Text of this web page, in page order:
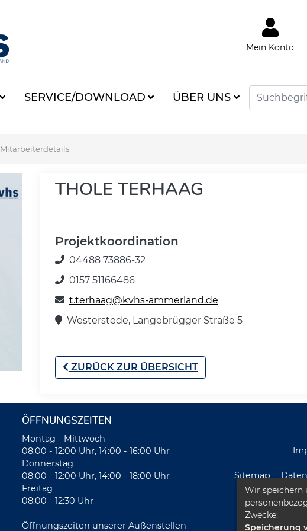
Mein Konto
SERVICE/DOWNLOAD ÜBER UNS
Mitarbeiterdetails
THOLE TERHAAG
Projektkoordination
04488 73886-32
0157 51166486
t.terhaag@kvhs-ammerland.de
Westerstede, Langebrügger Straße 5
ZURÜCK ZUR ÜBERSICHT
ÖFFNUNGSZEITEN
Montag - Mittwoch
08:00 - 12:00 Uhr, 14:00 - 16:00 Uhr
Donnerstag
08:00 - 12:00 Uhr, 14:00 - 18:00 Uhr
Freitag
08:00 - 12:30 Uhr
Öffnungszeiten unserer Außenstellen
Sitemap
Wir speichern
Zwecke:
Speicherung